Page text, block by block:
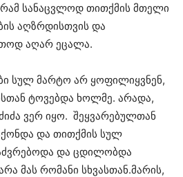
სანაცვლოდ თითქმის მთელი
აღზრდისთვის და
აღარ ეცალა.
სულ მარტო არ ყოფილიყვნენ,
ტოვებდა ხოლმე. არადა,
ვერ იყო. შეყვარებულთან
და თითქმის სულ
და ცდილობდა
მას რომანი სხვასთან.მარის,